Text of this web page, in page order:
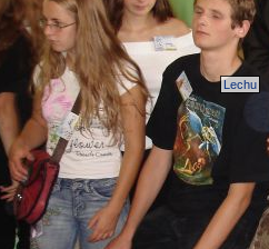
Lechu